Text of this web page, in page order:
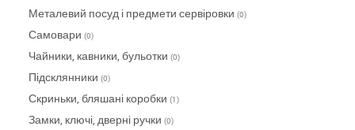
Металевий посуд і предмети сервіровки (0)
Самовари (0)
Чайники, кавники, бульотки (0)
Підсклянники (0)
Скриньки, бляшані коробки (1)
Замки, ключі, дверні ручки (0)